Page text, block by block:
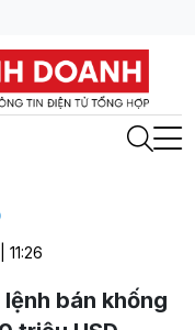
lệnh bán khống